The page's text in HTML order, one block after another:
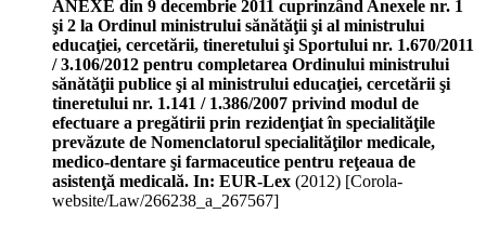
ANEXE din 9 decembrie 2011 cuprinzând Anexele nr. 1
şi 2 la Ordinul ministrului sănătăţii şi al ministrului
educaţiei, cercetării, tineretului şi Sportului nr. 1.670/2011
/ 3.106/2012 pentru completarea Ordinului ministrului
sănătăţii publice şi al ministrului educaţiei, cercetării şi
tineretului nr. 1.141 / 1.386/2007 privind modul de
efectuare a pregătirii prin rezidenţiat în specialităţile
prevăzute de Nomenclatorul specialităţilor medicale,
medico-dentare şi farmaceutice pentru reţeaua de
asistenţă medicală. In: EUR-Lex (2012) [Corola-
website/Law/266238_a_267567]